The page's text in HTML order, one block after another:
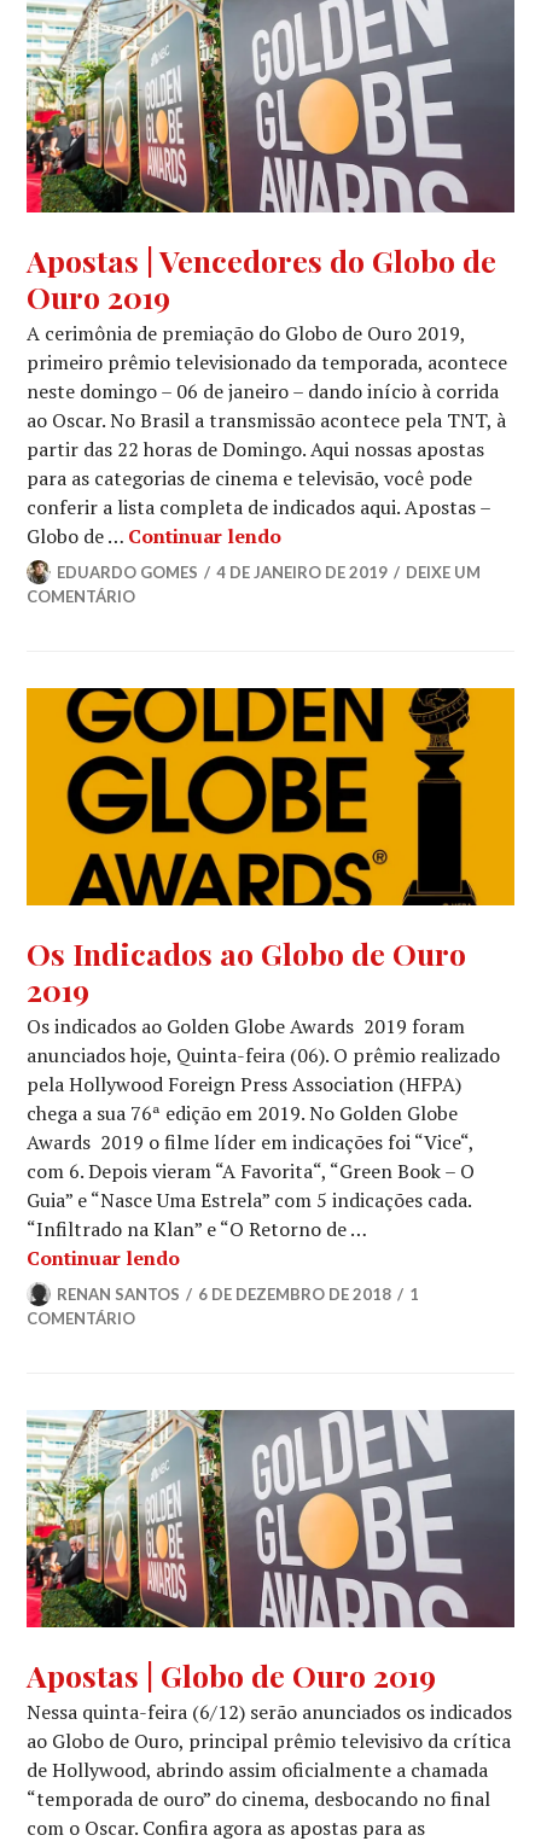
APOSTAS
Apostas | Vencedores do Globo de
Ouro 2019
A cerimônia de premiação do Globo de Ouro 2019,
primeiro prêmio televisionado da temporada, acontece
neste domingo – 06 de janeiro – dando início à corrida
ao Oscar. No Brasil a transmissão acontece pela TNT, à
partir das 22 horas de Domingo. Aqui nossas apostas
para as categorias de cinema e televisão, você pode
conferir a lista completa de indicados aqui. Apostas –
Globo de … Continuar lendoApostas | Vencedores do
EDUARDO GOMES 4 DE JANEIRO DE 2019
DEIXE UM
COMENTÁRIO
GLOBO
DE
OURO,
DE
FILMES,
NOTÍCIAS
DE
SÉRIES
Os Indicados ao Globo de Ouro
2019
Os indicados ao Golden Globe Awards 2019 foram
anunciados hoje, Quinta-feira (06). O prêmio realizado
pela Hollywood Foreign Press Association (HFPA)
chega a sua 76ª edição em 2019. No Golden Globe
Awards 2019 o filme líder em indicações foi “Vice“,
com 6. Depois vieram “A Favorita“, “Green Book – O
Guia” e “Nasce Uma Estrela” com 5 indicações cada.
“Infiltrado na Klan” e “O Retorno de …
Continuar lendoOs Indicados ao Globo de Ouro 2019
RENAN SANTOS 6 DE DEZEMBRO DE 2018
1
COMENTÁRIO
APOSTAS,
GLOBO
DE
OURO
Apostas | Globo de Ouro 2019
Nessa quinta-feira (6/12) serão anunciados os indicados
ao Globo de Ouro, principal prêmio televisivo da crítica
de Hollywood, abrindo assim oficialmente a chamada
“temporada de ouro” do cinema, desbocando no final
com o Oscar. Confira agora as apostas para as